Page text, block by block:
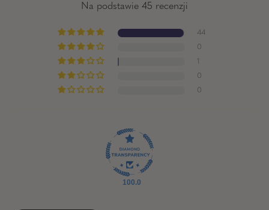
Na podstawie 45 recenzji
44
0
1
0
0
100.0